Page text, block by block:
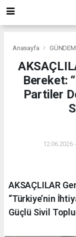
Anasayfa GÜNDEM
Bereket:
Partiler
12.06.2026
AKSAÇLILAR
“Türkiye’nin
Güçlü Sivil